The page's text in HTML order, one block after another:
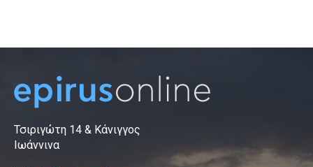
Τσιριγώτη 14 & Κάνιγγος
Ιωάννινα